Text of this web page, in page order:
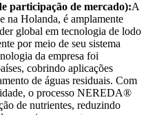
participação de mercado):A
na Holanda, é amplamente
global em tecnologia de lodo
por meio de seu sistema
da empresa foi
cobrindo aplicações
de águas residuais. Com
o processo NEREDA®
de nutrientes, reduzindo